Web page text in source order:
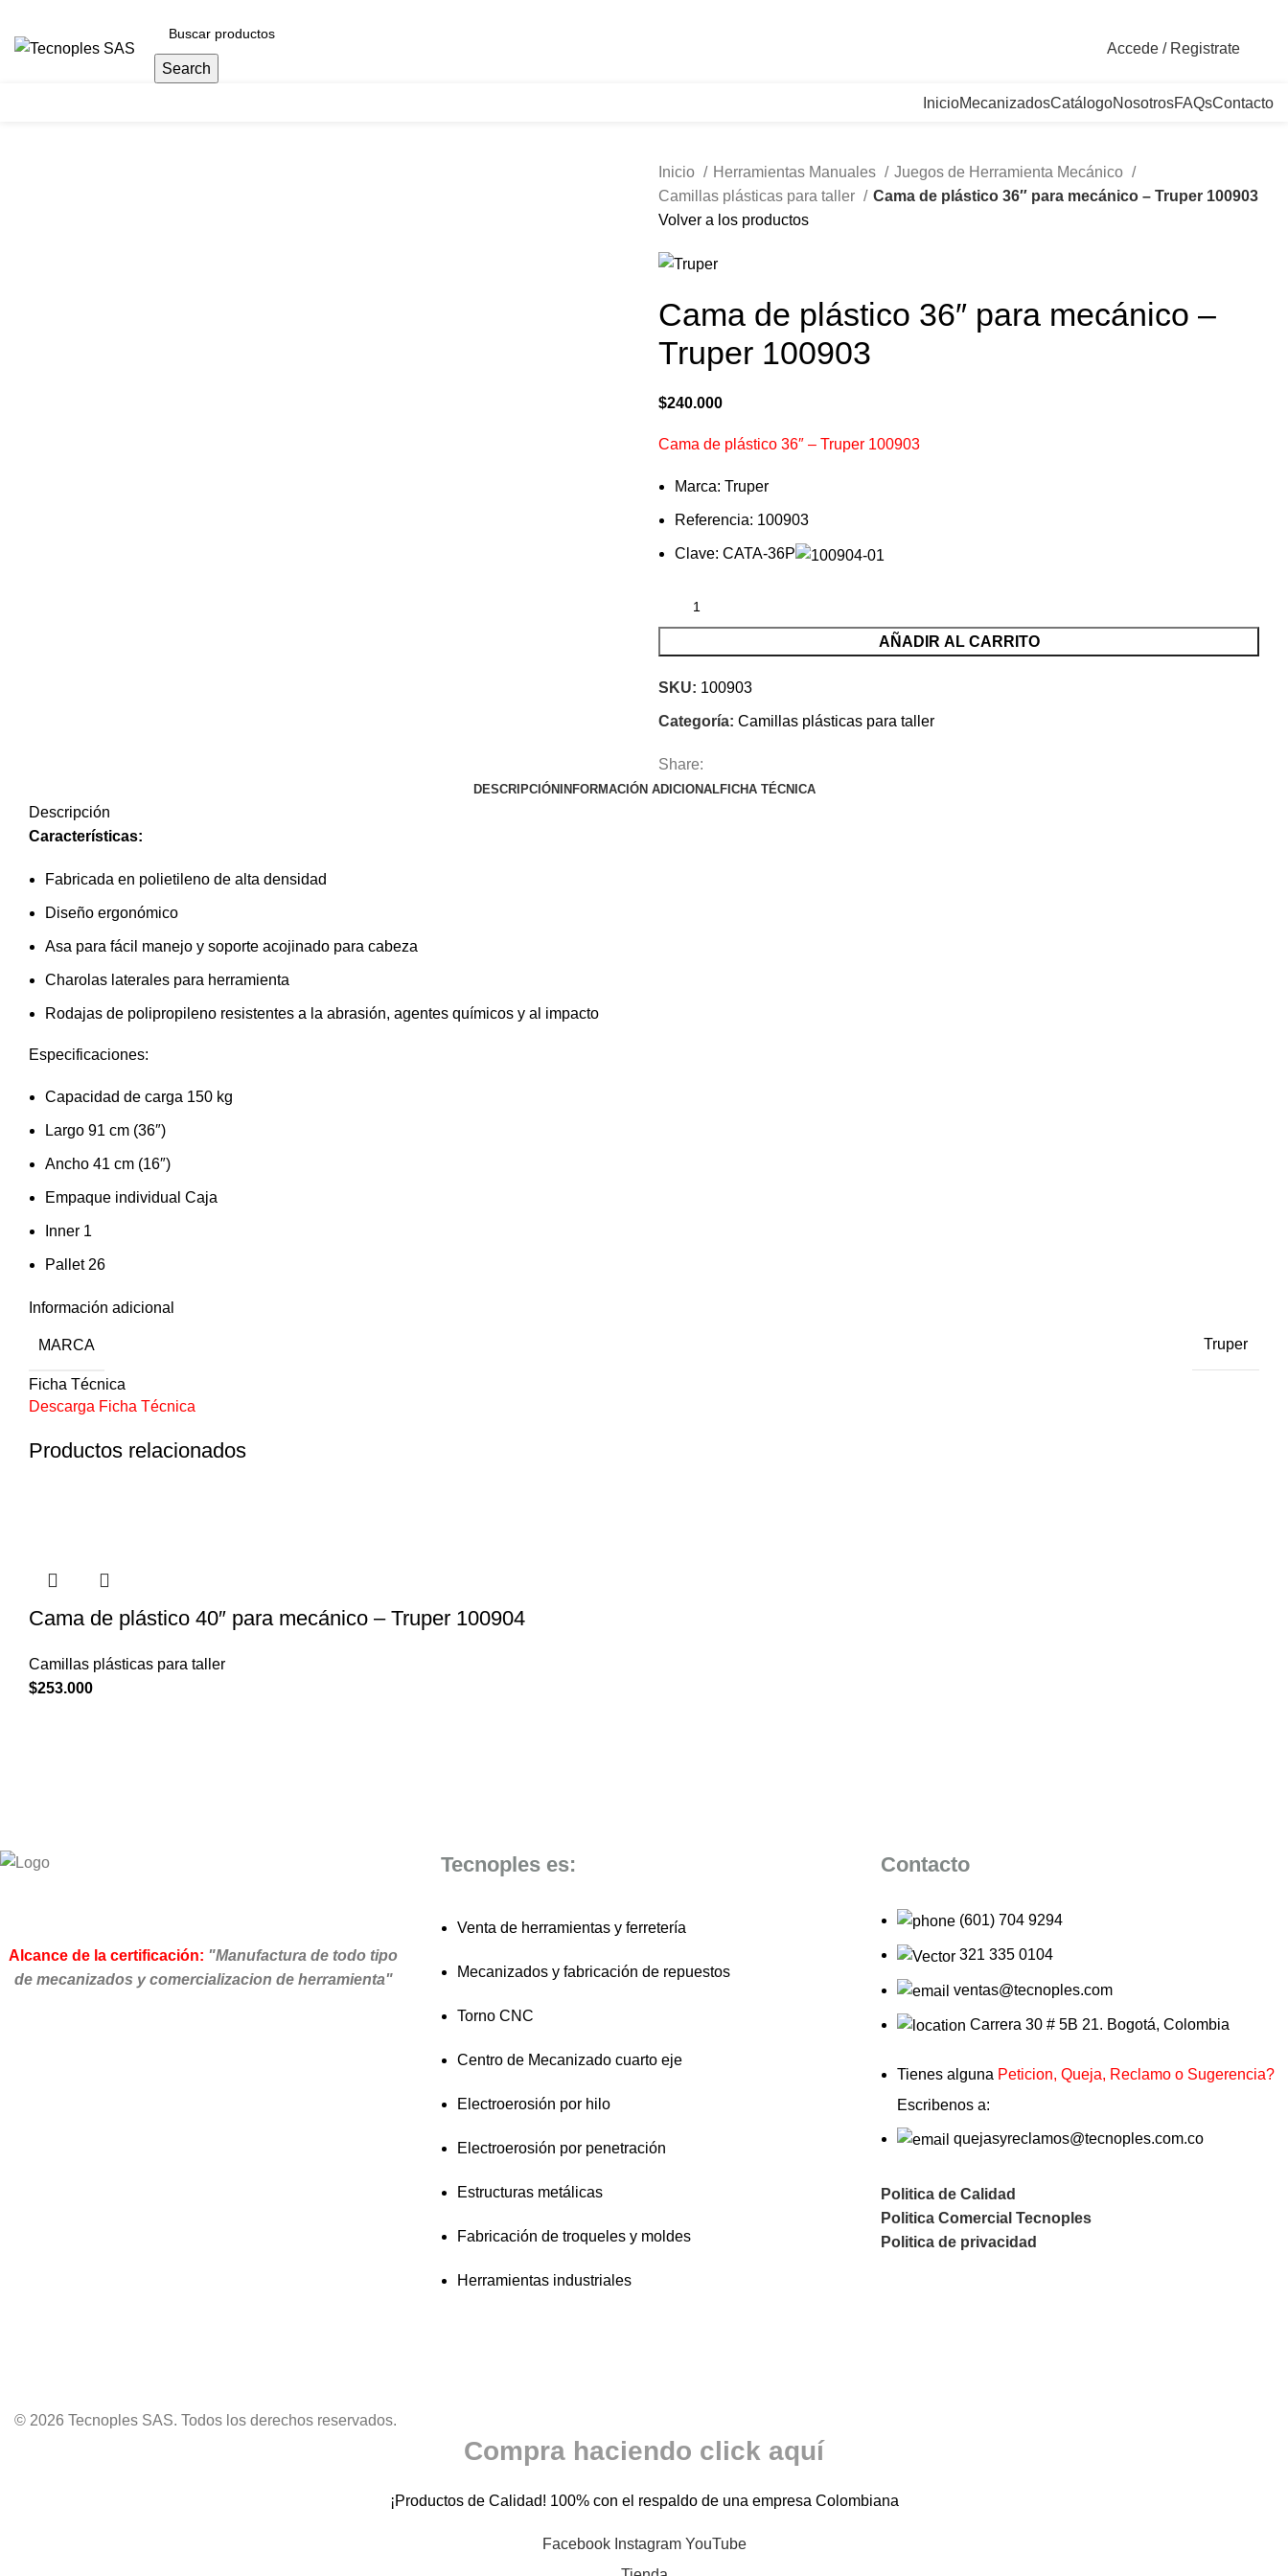
Search
Accede / Registrate
InicioMecanizadosCatálogoNosotrosFAQsContacto
Inicio Herramientas Manuales
Juegos de Herramienta Mecánico
Camillas plásticas para taller
Cama de plástico 36″ para mecánico – Truper 100903
Volver a los productos
Cama de plástico 36″ para mecánico –
Truper 100903
$240.000
Cama de plástico 36″ – Truper 100903
Marca: Truper
Referencia: 100903
Clave: CATA-36P
AÑADIR AL CARRITO
SKU: 100903
Categoría: Camillas plásticas para taller
Share:
DESCRIPCIÓNINFORMACIÓN ADICIONALFICHA TÉCNICA
Descripción
Características:
Fabricada en polietileno de alta densidad
Diseño ergonómico
Asa para fácil manejo y soporte acojinado para cabeza
Charolas laterales para herramienta
Rodajas de polipropileno resistentes a la abrasión, agentes químicos y al impacto
Especificaciones:
Capacidad de carga 150 kg
Largo 91 cm (36″)
Ancho 41 cm (16″)
Empaque individual Caja
Inner 1
Pallet 26
Información adicional
MARCA Truper
Ficha Técnica
Descarga Ficha Técnica
Productos relacionados
Cama de plástico 40″ para mecánico – Truper 100904
Camillas plásticas para taller
$253.000
Alcance de la certificación: "Manufactura de todo tipo
de mecanizados y comercializacion de herramienta"
Tecnoples es:
Venta de herramientas y ferretería
Mecanizados y fabricación de repuestos
Torno CNC
Centro de Mecanizado cuarto eje
Electroerosión por hilo
Electroerosión por penetración
Estructuras metálicas
Fabricación de troqueles y moldes
Herramientas industriales
Contacto
(601) 704 9294
321 335 0104
ventas@tecnoples.com
Carrera 30 # 5B 21. Bogotá, Colombia
Tienes alguna Peticion, Queja, Reclamo o Sugerencia?
Escribenos a:
quejasyreclamos@tecnoples.com.co
Politica de Calidad
Politica Comercial Tecnoples
Politica de privacidad
© 2026 Tecnoples SAS. Todos los derechos reservados.
Compra haciendo click aquí
¡Productos de Calidad! 100% con el respaldo de una empresa Colombiana
Facebook Instagram YouTube